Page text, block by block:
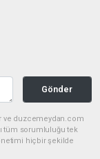
Gönder
ve duzcemeydan.com
tüm sorumluluğu tek
hiçbir şekilde